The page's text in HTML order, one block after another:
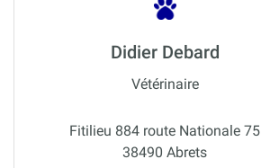
Didier Debard
Vétérinaire
Fitilieu 884 route Nationale 75
38490 Abrets